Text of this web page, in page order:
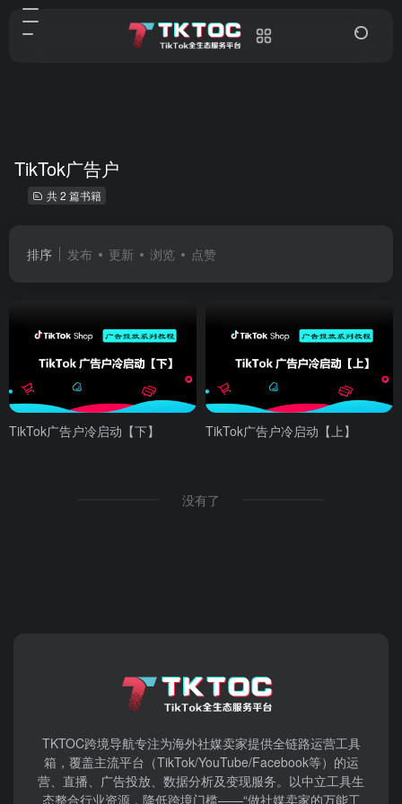
TikTok广告户
共 2 篇书籍
排序 发布 更新 浏览 点赞
TikTok广告户冷启动【下】 TikTok广告户冷启动【上】
没有了
TKTOC跨境导航​专注为海外社媒卖家提供全链路运营工具
箱，覆盖主流平台（TikTok/YouTube/Facebook等）​的运
营、直播、广告投放、数据分析及变现服务。以中立工具生
态整合行业资源，降低跨境门槛——“做社媒卖家的万能工